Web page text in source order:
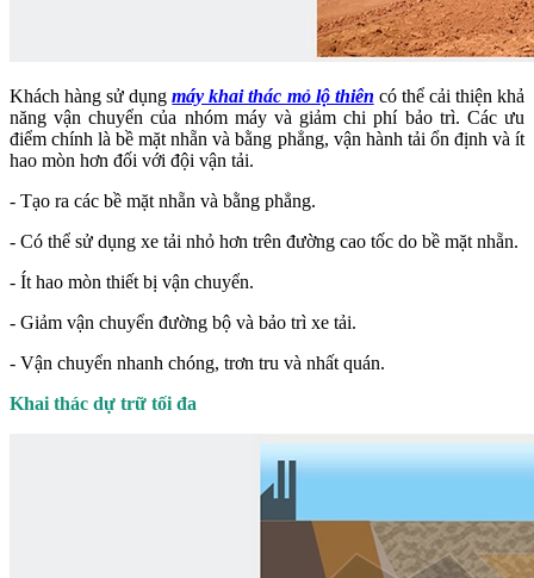
Khách hàng sử dụngmáy khai thác mỏ lộ thiên có thể cải thiện khả
năng vận chuyển của nhóm máy và giảm chi phí bảo trì. Các ưu
điểm chính là bề mặt nhẵn và bằng phẳng, vận hành tải ổn định và ít
hao mòn hơn đối với đội vận tải.
- Tạo ra các bề mặt nhẵn và bằng phẳng.
- Có thể sử dụng xe tải nhỏ hơn trên đường cao tốc do bề mặt nhẵn.
- Ít hao mòn thiết bị vận chuyển.
- Giảm vận chuyển đường bộ và bảo trì xe tải.
- Vận chuyển nhanh chóng, trơn tru và nhất quán.
Khai thác dự trữ tối đa